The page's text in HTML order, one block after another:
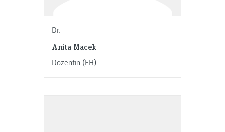
Dr.
Anita Macek
Dozentin (FH)